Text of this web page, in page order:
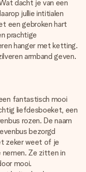
dacht je van een
jullie intitialen
een gebroken hart
prachtige
hanger met ketting.
armband geven.
fantastisch mooi
liefdesboeket, een
rozen. De naam
bezorgd
zeker weet of je
Ze zitten in
mooi.